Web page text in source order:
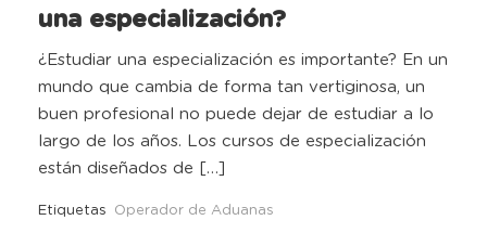
una especialización?
¿Estudiar una especialización es importante? En un
mundo que cambia de forma tan vertiginosa, un
buen profesional no puede dejar de estudiar a lo
largo de los años. Los cursos de especialización
están diseñados de […]
Etiquetas Operador de Aduanas